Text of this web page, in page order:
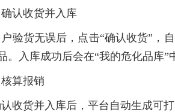
确认收货并入库
验货无误后，点击“确认收货”，
。入库成功后会在“我的危化品库”
核算报销
收货并入库后，平台自动生成可